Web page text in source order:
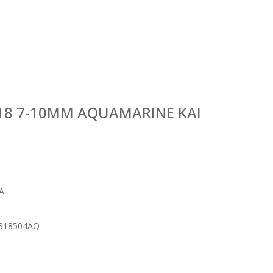
7-10MM AQUAMARINE ΚΑΙ